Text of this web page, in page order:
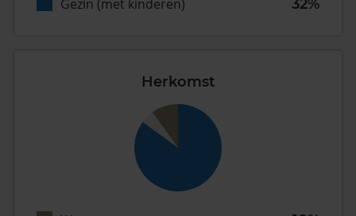
Gezin (met kinderen)
32%
Herkomst